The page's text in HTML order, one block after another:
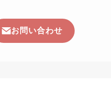
お問い合わせ